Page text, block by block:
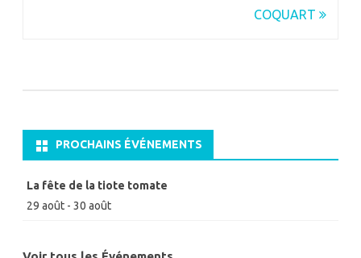
COQUART
PROCHAINS ÉVÉNEMENTS
La fête de la tiote tomate
29 août - 30 août